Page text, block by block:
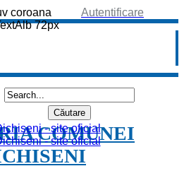
Autentificare
COMUNEI